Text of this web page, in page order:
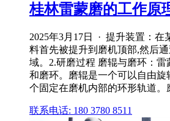
桂林雷蒙磨的工作原
2025年3月17日 · 提升装置：在
料首先被提升到磨机顶部,然后
域。2.研磨过程 磨辊与磨环：
和磨环。磨辊是一个可以自由旋
个固定在磨机内部的环形轨道
联系电话: 180 3780 8511